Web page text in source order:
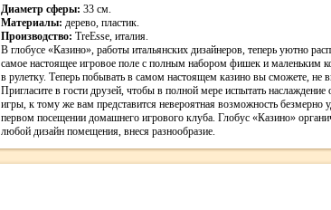
Диаметр сферы: 33 см.
Материалы: дерево, пластик.
Производство: TreEsse, италия.
В глобусе «Казино», работы итальянских дизайнеров, теперь уютно
самое настоящее игровое поле с полным набором фишек и маленьким
в рулетку. Теперь побывать в самом настоящем казино вы сможете, не
Пригласите в гости друзей, чтобы в полной мере испытать наслаждение
игры, к тому же вам представится невероятная возможность безмерно
первом посещении домашнего игрового клуба. Глобус «Казино»
любой дизайн помещения, внеся разнообразие.